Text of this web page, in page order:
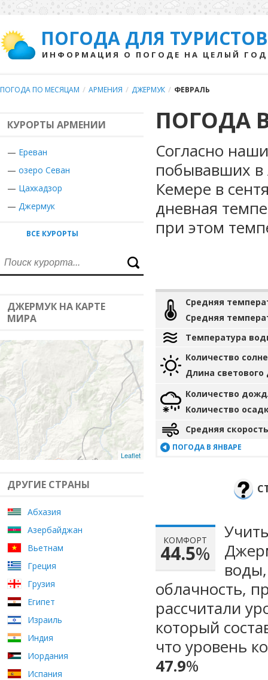
ПОГОДА ДЛЯ ТУРИСТОВ
ИНФОРМАЦИЯ О ПОГОДЕ НА ЦЕЛЫЙ ГОД
ПОГОДА ПО МЕСЯЦАМ / АРМЕНИЯ / ДЖЕРМУК / ФЕВРАЛЬ
КУРОРТЫ АРМЕНИИ
— Ереван
— озеро Севан
— Цахкадзор
— Джермук
ВСЕ КУРОРТЫ
ДЖЕРМУК НА КАРТЕ
МИРА
Leaflet
ДРУГИЕ СТРАНЫ
Абхазия
Азербайджан
Вьетнам
Греция
Грузия
Египет
Израиль
Индия
Иордания
Испания
ПОГОДА
Согласно
побывавших в
Кемере в
дневная
при этом
Средняя
Средняя
Температура
Количество
Длина светового
Количество
Количество
Средняя
ПОГОДА В ЯНВАРЕ
КОМФОРТ
44.5%
облачность,
рассчитали
который
что уровень
47.9%